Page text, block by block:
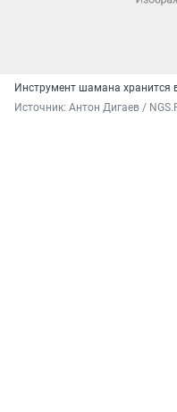
Инструмент шамана хранится
Источник: Антон Дигаев /